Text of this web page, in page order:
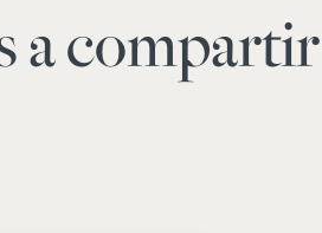
a compartir